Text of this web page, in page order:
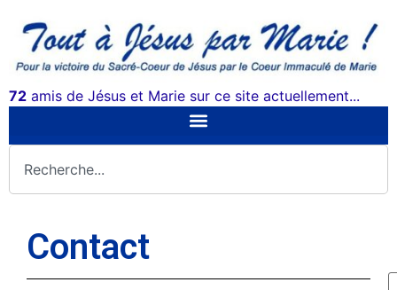
72 amis de Jésus et Marie sur ce site actuellement...
Contact